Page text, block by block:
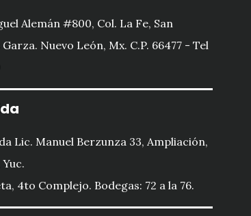
Alemán #800, Col. La Fe, San
Nuevo León, Mx. C.P. 66477 - Tel
Lic. Manuel Berzunza 33, Ampliación,
4to Complejo. Bodegas: 72 a la 76.